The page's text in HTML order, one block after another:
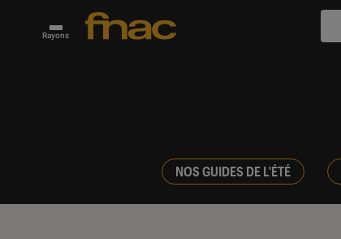
Rayons
NOS GUIDES DE L'ÉTÉ